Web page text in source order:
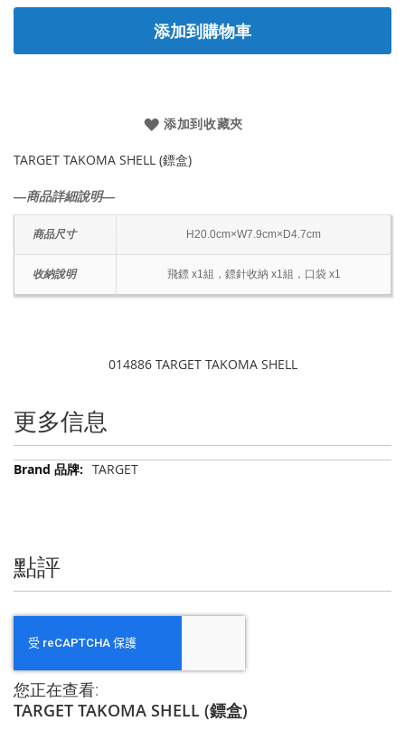
添加到購物車
添加到收藏夾
TARGET TAKOMA SHELL (鏢盒)
―商品詳細說明―
商品尺寸 H20.0cm×W7.9cm×D4.7cm
收納說明 飛鏢 x1組，鏢針收納 x1組，口袋 x1
014886 TARGET TAKOMA SHELL
更多信息
更
TARGET
點評
您正在查看:
TARGET TAKOMA SHELL (鏢盒)